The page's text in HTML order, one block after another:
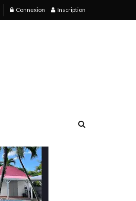
Connexion Inscription